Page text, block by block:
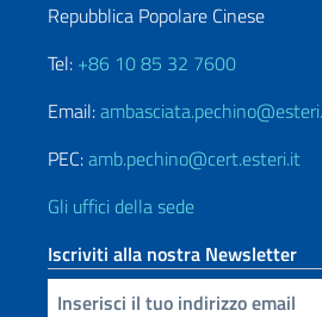
Repubblica Popolare Cinese
Tel: +86 10 85 32 7600
Email:
PEC:amb.pechino@cert.esteri.it
Gli uffici della sede
Iscriviti alla nostra Newsletter
Inserisci la tua email